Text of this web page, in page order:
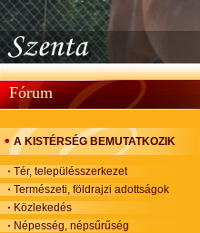
Fórum
A KISTÉRSÉG BEMUTATKOZIK
Tér, településszerkezet
Természeti, földrajzi adottságok
Közlekedés
Népesség, népsűrűség